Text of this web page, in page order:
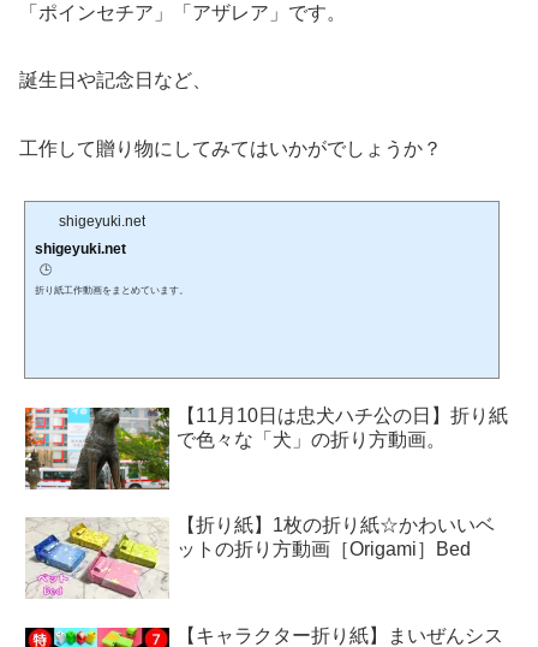
「ポインセチア」「アザレア」です。
誕生日や記念日など、
工作して贈り物にしてみてはいかがでしょうか？
shigeyuki.net
shigeyuki.net
🕒️
折り紙工作動画をまとめています。
【11月10日は忠犬ハチ公の日】折り紙
で色々な「犬」の折り方動画。
【折り紙】1枚の折り紙☆かわいいベ
ットの折り方動画［Origami］Bed
【キャラクター折り紙】まいぜんシス